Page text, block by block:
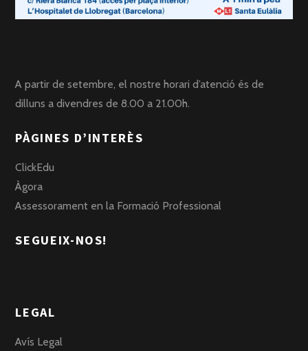
A partir de setembre, el nostre horari d’atenció és de
dilluns a divendres de 8.00 a 21.00h.
PÀGINES D’INTERÈS
ClickEdu
Àgora
Assessorament en la Formació Professional
SEGUEIX-NOS!
LEGAL
Avís Legal